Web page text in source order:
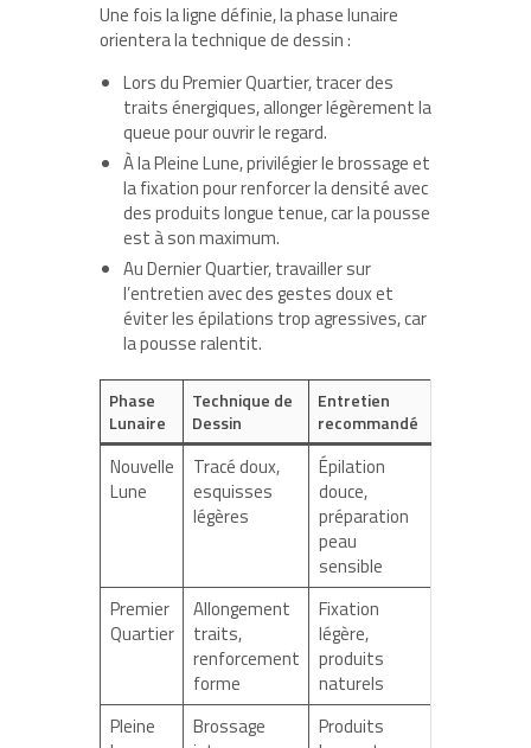
Une fois la ligne définie, la phase lunaire
orientera la technique de dessin :
Lors du Premier Quartier, tracer des
traits énergiques, allonger légèrement la
queue pour ouvrir le regard.
À la Pleine Lune, privilégier le brossage et
la fixation pour renforcer la densité avec
des produits longue tenue, car la pousse
est à son maximum.
Au Dernier Quartier, travailler sur
l’entretien avec des gestes doux et
éviter les épilations trop agressives, car
la pousse ralentit.
Phase
Lunaire
Technique de
Dessin
Entretien
recommandé
Nouvelle
Lune
Tracé doux,
esquisses
légères
Épilation
douce,
préparation
peau
sensible
Premier
Quartier
Allongement
traits,
renforcement
forme
Fixation
légère,
produits
naturels
Pleine
Brossage
Produits